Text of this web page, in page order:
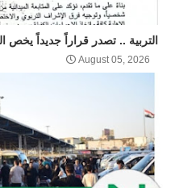
التربية .. تصدر قراراً جديداً يخص
August 05, 2026